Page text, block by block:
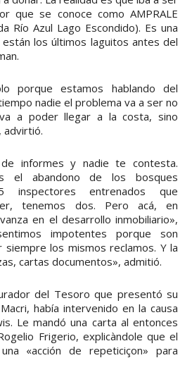
que se conoce como AMPRALE
Río Azul Lago Escondido). Es una
los últimos laguitos antes del
porque estamos hablando del
nadie el problema va a ser no
a poder llegar a la costa, sino
advirtió.
informes y nadie te contesta.
el abandono de los bosques
inspectores entrenados que
tenemos dos. Pero acá, en
en el desarrollo inmobiliario»,
impotentes porque son
siempre los mismos reclamos. Y la
cartas documentos», admitió.
del Tesoro que presentó su
había intervenido en la causa
Le mandó una carta al entonces
Frigerio, explicàndole que el
«acción de repeticiçon» para